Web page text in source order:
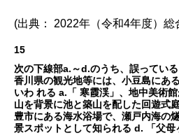
(出典： 2022年（令和4年度）総
15
次の下線部a.～d.のうち、誤っている
香川県の観光地等には、小豆島にあ
いわ れる a.「 寒霞渓」、地中美術
山を背景に池と築山を配した回遊式
豊市にある海水浴場で、瀬戸内海の
景スポットとして知られる d. 「父母